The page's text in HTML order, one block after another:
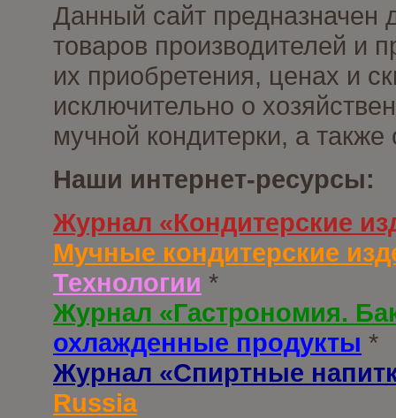
Данный сайт предназначен
товаров производителей и
их приобретения, ценах и
исключительно о
мучной кондитерки, а
Наши интернет-ресурсы:
Журнал «Кондитерские
Мучные кондитерские
Технологии *
Журнал «Гастрономия.
охлажденные продукты *
Журнал «Спиртные
Russia